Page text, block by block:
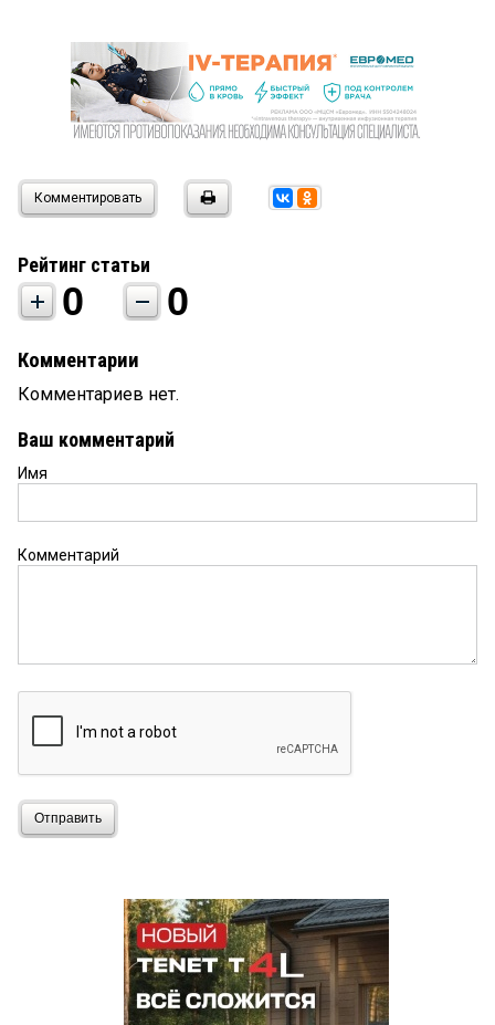
Комментировать
Рейтинг статьи
0 0
Комментарии
Комментариев нет.
Ваш комментарий
Имя
Комментарий
Отправить